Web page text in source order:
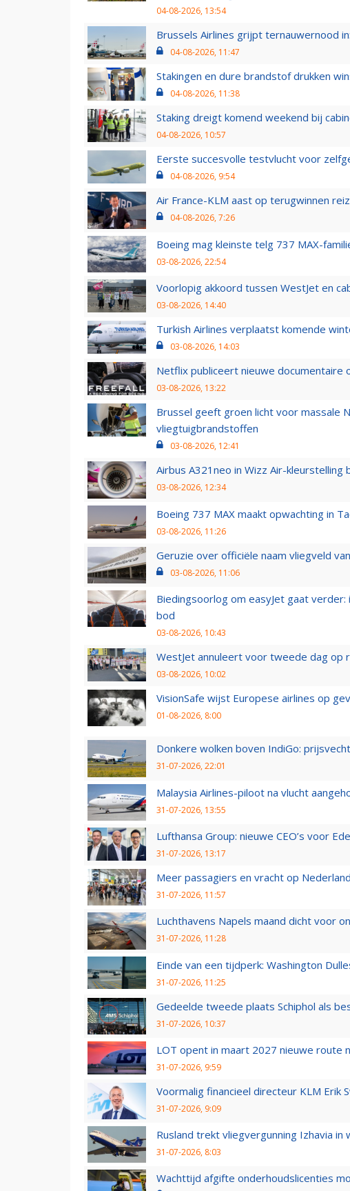
04-08-2026, 13:54
Brussels Airlines grijpt ternauwernood
04-08-2026, 11:47
Stakingen en dure brandstof drukken
04-08-2026, 11:38
Staking dreigt komend weekend bij
04-08-2026, 10:57
Eerste succesvolle testvlucht voor
04-08-2026, 9:54
Air France-KLM aast op terugwinnen
04-08-2026, 7:26
Boeing mag kleinste telg 737 MAX-
03-08-2026, 22:54
Voorlopig akkoord tussen WestJet en
03-08-2026, 14:40
Turkish Airlines verplaatst komende
03-08-2026, 14:03
Netflix publiceert nieuwe documentaire
03-08-2026, 13:22
Brussel geeft groen licht voor massale
vliegtuigbrandstoffen
03-08-2026, 12:41
Airbus A321neo in Wizz Air-kleurstelling
03-08-2026, 12:34
Boeing 737 MAX maakt opwachting in
03-08-2026, 11:26
Geruzie over officiële naam vliegveld
03-08-2026, 11:06
Biedingsoorlog om easyJet gaat
bod
03-08-2026, 10:43
WestJet annuleert voor tweede dag op
03-08-2026, 10:02
VisionSafe wijst Europese airlines op
01-08-2026, 8:00
Donkere wolken boven IndiGo:
31-07-2026, 22:01
Malaysia Airlines-piloot na vlucht
31-07-2026, 13:55
Lufthansa Group: nieuwe CEO’s voor
31-07-2026, 13:17
Meer passagiers en vracht op
31-07-2026, 11:57
Luchthavens Napels maand dicht voor
31-07-2026, 11:28
Einde van een tijdperk: Washington
31-07-2026, 11:25
Gedeelde tweede plaats Schiphol als
31-07-2026, 10:37
LOT opent in maart 2027 nieuwe route
31-07-2026, 9:59
Voormalig financieel directeur KLM Erik
31-07-2026, 9:09
Rusland trekt vliegvergunning Izhavia
31-07-2026, 8:03
Wachttijd afgifte onderhoudslicenties